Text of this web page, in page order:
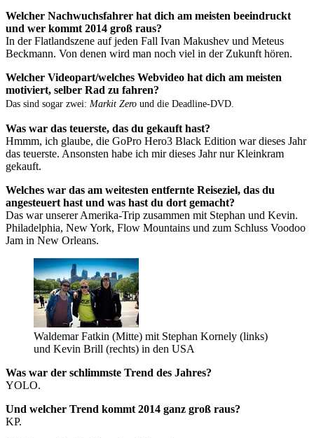
Welcher Nachwuchsfahrer hat dich am meisten beeindruckt
und wer kommt 2014 groß raus?
In der Flatlandszene auf jeden Fall Ivan Makushev und Meteus
Beckmann. Von denen wird man noch viel in der Zukunft hören.
Welcher Videopart/welches Webvideo hat dich am meisten
motiviert, selber Rad zu fahren?
Das sind sogar zwei: Markit Zero und die Deadline-DVD.
Was war das teuerste, das du gekauft hast?
Hmmm, ich glaube, die GoPro Hero3 Black Edition war dieses Jahr
das teuerste. Ansonsten habe ich mir dieses Jahr nur Kleinkram
gekauft.
Welches war das am weitesten entfernte Reiseziel, das du
angesteuert hast und was hast du dort gemacht?
Das war unserer Amerika-Trip zusammen mit Stephan und Kevin.
Philadelphia, New York, Flow Mountains und zum Schluss Voodoo
Jam in New Orleans.
Waldemar Fatkin (Mitte) mit Stephan Kornely (links)
und Kevin Brill (rechts) in den USA
Was war der schlimmste Trend des Jahres?
YOLO.
Und welcher Trend kommt 2014 ganz groß raus?
KP.